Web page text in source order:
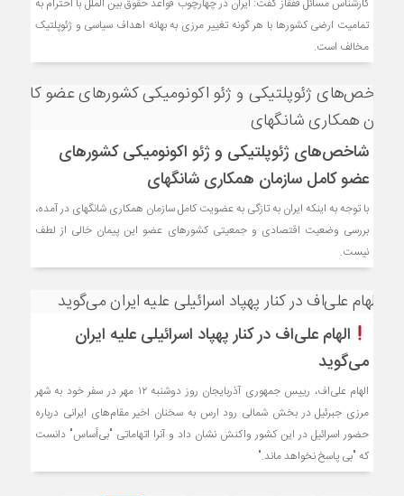
کارشناس مسائل قفقاز گفت: ایران در چهارچوب قواعد حقوق بین الملل با احترام به
تمامیت ارضی کشورها با هر گونه تغییر مرزی به بهانه اهداف سیاسی و ژئوپلتیک
مخالف است.
شاخص‌های ژئوپلتیکی و ژئو اکونومیکی کشورهای
عضو کامل سازمان همکاری شانگهای
با توجه به اینکه ایران به تازگی به عضویت کامل سازمان همکاری شانگهای در آمده،
بررسی وضعیت اقتصادی و جمعیتی کشورهای عضو این پیمان خالی از لطف
نیست.
الهام علی‌اف در کنار پهپاد اسرائیلی علیه ایران
می‌گوید
الهام علی‌اف، رییس جمهوری آذربایجان روز دوشنبه ۱۲ مهر در سفر خود به شهر
مرزی جبرئیل در بخش شمالی رود ارس به سخنان اخیر مقام‌های ایرانی درباره
حضور اسرائيل در این کشور واکنش نشان داد و آنرا اتهاماتی "بی‌أساس" دانست
که "بی پاسخ نخواهد ماند."